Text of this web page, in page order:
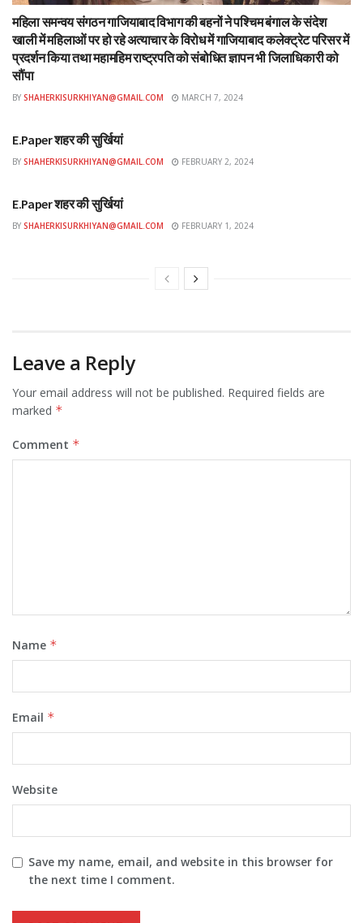
महिला समन्वय संगठन गाजियाबाद विभाग की बहनों ने पश्चिम बंगाल के संदेश
खाली में महिलाओं पर हो रहे अत्याचार के विरोध में गाजियाबाद कलेक्ट्रेट परिसर में
प्रदर्शन किया तथा महामहिम राष्ट्रपति को संबोधित ज्ञापन भी जिलाधिकारी को
सौंपा
BY SHAHERKISURKHIYAN@GMAIL.COM MARCH 7, 2024
E.Paper शहर की सुर्खियां
BY SHAHERKISURKHIYAN@GMAIL.COM FEBRUARY 2, 2024
E.Paper शहर की सुर्खियां
BY SHAHERKISURKHIYAN@GMAIL.COM FEBRUARY 1, 2024
Leave a Reply
Your email address will not be published. Required fields are
marked *
Comment *
Name *
Email *
Website
Save my name, email, and website in this browser for
the next time I comment.